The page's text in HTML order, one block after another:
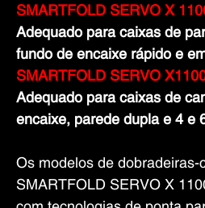
SMARTFOLD SERVO X
Adequado para caixas de
fundo de encaixe rápido e
SMARTFOLD SERVO X11
Adequado para caixas de
encaixe, parede dupla e 4 e
Os modelos de dobradeiras-
SMARTFOLD SERVO X